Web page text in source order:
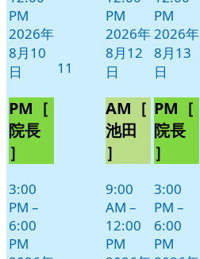
PM
2026年
8月10
日
PM［
院長
］
3:00
PM –
6:00
PM
11
PM
2026年
8月12
日
AM［
池田
］
9:00
AM –
12:00
PM
PM
2026年
8月13
日
PM［
院長
］
3:00
PM –
6:00
PM